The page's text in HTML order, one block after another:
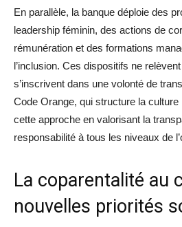
En parallèle, la banque déploie des
leadership féminin, des actions de
rémunération et des formations
l’inclusion. Ces dispositifs ne
s’inscrivent dans une volonté de
Code Orange, qui structure la
cette approche en valorisant la
responsabilité à tous les niveaux de
La coparentalité au
nouvelles priorités